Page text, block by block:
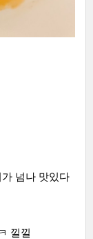
넘나 맛있다
낄낄